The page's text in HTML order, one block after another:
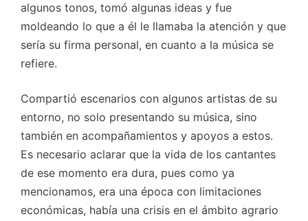
algunos tonos, tomó algunas ideas y fue
moldeando lo que a él le llamaba la atención y que
sería su firma personal, en cuanto a la música se
refiere.
Compartió escenarios con algunos artistas de su
entorno, no solo presentando su música, sino
también en acompañamientos y apoyos a estos.
Es necesario aclarar que la vida de los cantantes
de ese momento era dura, pues como ya
mencionamos, era una época con limitaciones
económicas, había una crisis en el ámbito agrario